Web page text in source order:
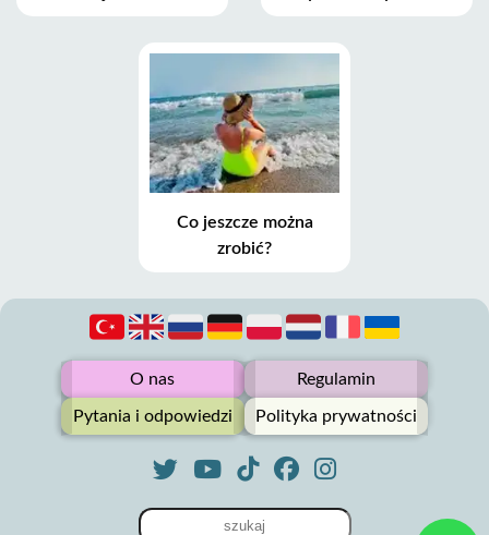
Co jeszcze można
zrobić?
O nas Regulamin
Pytania i odpowiedzi Polityka prywatności